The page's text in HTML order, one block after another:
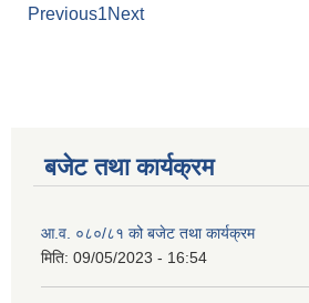
Previous1Next
बजेट तथा कार्यक्रम
आ.व. ०८०/८१ को बजेट तथा कार्यक्रम
मिति: 09/05/2023 - 16:54